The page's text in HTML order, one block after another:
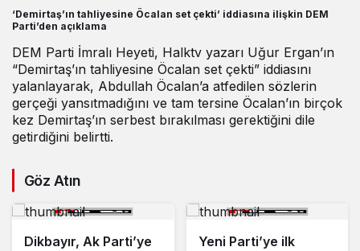
‘Demirtaş’ın tahliyesine Öcalan set çekti’ iddiasına ilişkin DEM
Parti’den açıklama
DEM Parti İmralı Heyeti, Halktv yazarı Uğur Ergan’ın
“Demirtaş’ın tahliyesine Öcalan set çekti” iddiasını
yalanlayarak, Abdullah Öcalan’a atfedilen sözlerin
gerçeği yansıtmadığını ve tam tersine Öcalan’ın birçok
kez Demirtaş’ın serbest bırakılması gerektiğini dile
getirdiğini belirtti.
Göz Atın
Dikbayır, Ak Parti’ye
Yeni Parti’ye ilk